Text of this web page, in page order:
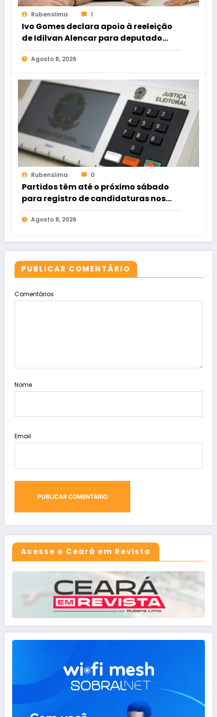
Rubenslima 1
Ivo Gomes declara apoio à reeleição
de Idilvan Alencar para deputado
federal
Agosto 8, 2026
Rubenslima 0
Partidos têm até o próximo sábado
para registro de candidaturas nos
tribunais
Agosto 8, 2026
PUBLICAR COMENTÁRIO
Comentários
Nome
Email
Acesse o Ceará em Revista